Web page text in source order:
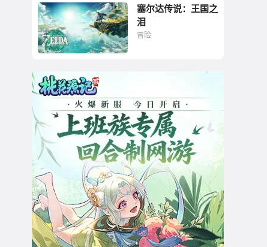
网游史上最优秀的网
游之一
游戏，终归是要用来
玩的
塞尔达传说：王国之
泪
冒险